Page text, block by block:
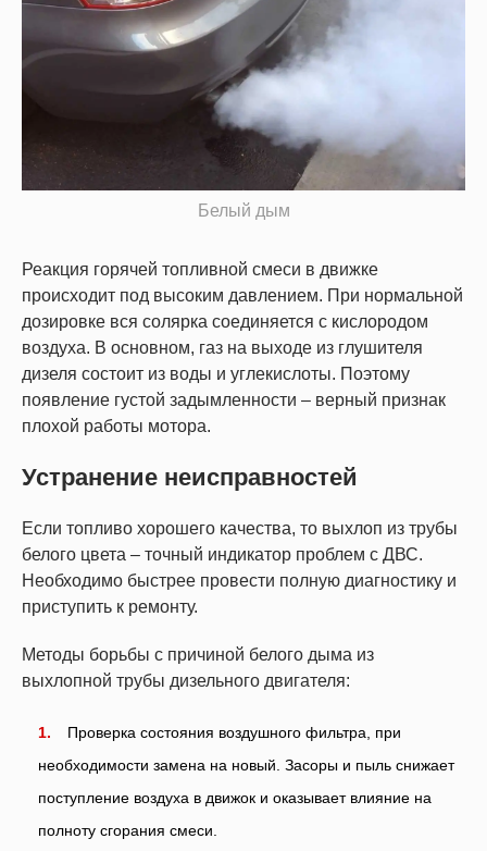
Белый дым
Реакция горячей топливной смеси в движке
происходит под высоким давлением. При нормальной
дозировке вся солярка соединяется с кислородом
воздуха. В основном, газ на выходе из глушителя
дизеля состоит из воды и углекислоты. Поэтому
появление густой задымленности – верный признак
плохой работы мотора.
Устранение неисправностей
Если топливо хорошего качества, то выхлоп из трубы
белого цвета – точный индикатор проблем с ДВС.
Необходимо быстрее провести полную диагностику и
приступить к ремонту.
Методы борьбы с причиной белого дыма из
выхлопной трубы дизельного двигателя:
Проверка состояния воздушного фильтра, при
необходимости замена на новый. Засоры и пыль снижает
поступление воздуха в движок и оказывает влияние на
полноту сгорания смеси.